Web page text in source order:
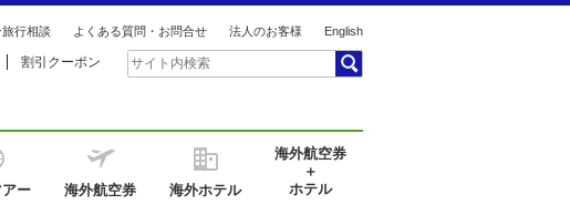
行相談 よくある質問・お問合せ 法人のお客様 English
割引クーポン
ー 海外航空券 海外ホテル
海外航空券
＋
ホテル